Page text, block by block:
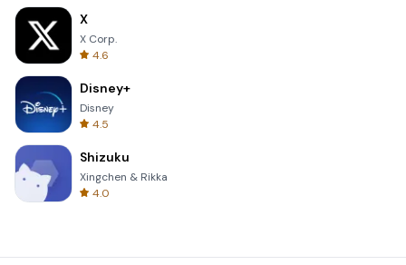
X
X Corp.
4.6
Disney+
Disney
4.5
Shizuku
Xingchen & Rikka
4.0